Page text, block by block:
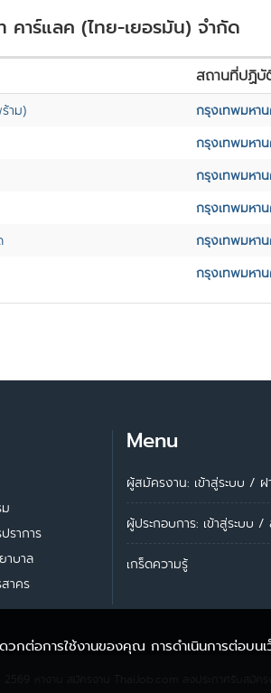
าร์แลค (ไทย-เยอรมัน) จำกัด
สถานที่ปฏิบั
าม) กรุงเทพมหา
กรุงเทพมหา
กรุงเทพมหา
กรุงเทพมหา
กรุงเทพมหา
กรุงเทพมหา
ราการ
าบาล
าคร
Menu
ผู้สมัครงาน: เข้าสู่ระบบ / ฝ
ผู้ประกอบการ: เข้าสู่ระบบ /
เกร็ดความรู้
ดวกต่อการใช้งานของคุณ การดำเนินการต่อบ